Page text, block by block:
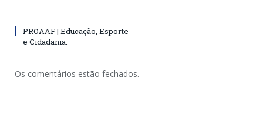
PROAAF | Educação, Esporte
e Cidadania.
Os comentários estão fechados.